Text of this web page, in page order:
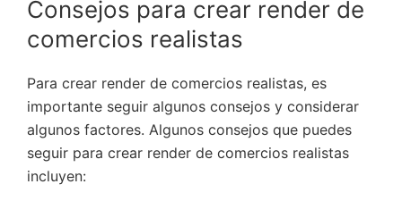
Consejos para crear render de
comercios realistas
Para crear render de comercios realistas, es
importante seguir algunos consejos y considerar
algunos factores. Algunos consejos que puedes
seguir para crear render de comercios realistas
incluyen: